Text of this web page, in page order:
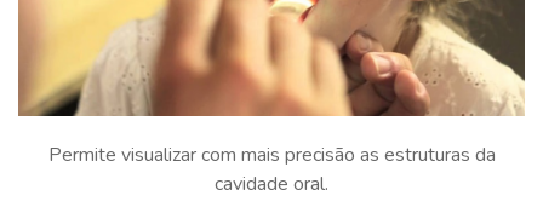
Permite visualizar com mais precisão as estruturas da
cavidade oral.